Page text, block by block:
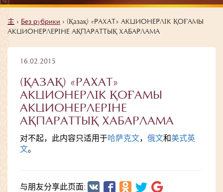
主 › Без рубрики › (Қазақ) «РАХАТ» АКЦИОНЕРЛІК ҚОҒАМЫ
АКЦИОНЕРЛЕРІНЕ АҚПАРАТТЫҚ ХАБАРЛАМА
16.02.2015
(ҚАЗАҚ) «РАХАТ»
АКЦИОНЕРЛІК ҚОҒАМЫ
АКЦИОНЕРЛЕРІНЕ
АҚПАРАТТЫҚ ХАБАРЛАМА
对不起，此内容只适用于哈萨克文， 俄文和美式英
文。
与朋友分享此页面: